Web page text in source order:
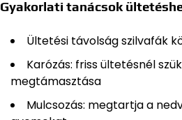
Gyakorlati tanácsok
Ültetési távolság szilvafák
Karózás: friss ültetésnél
megtámasztása
Mulcsozás: megtartja a